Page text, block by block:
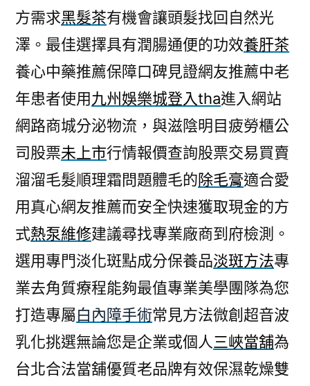
方需求黑髮茶有機會讓頭髮找回自然光
澤。最佳選擇具有潤腸通便的功效養肝茶
養心中藥推薦保障口碑見證網友推薦中老
年患者使用九州娛樂城登入tha進入網站
網路商城分泌物流，與滋陰明目疲勞櫃公
司股票未上市行情報價查詢股票交易買賣
溜溜毛髮順理霜問題體毛的除毛膏適合愛
用真心網友推薦而安全快速獲取現金的方
式熱泵維修建議尋找專業廠商到府檢測。
選用專門淡化斑點成分保養品淡斑方法專
業去角質療程能夠最值專業美學團隊為您
打造專屬白內障手術常見方法微創超音波
乳化挑選無論您是企業或個人三峽當舖為
台北合法當舖優質老品牌有效保濕乾燥雙